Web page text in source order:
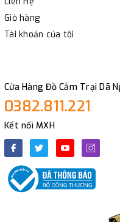
Giỏ hàng
Tài khoản của tôi
Cửa Hàng Đồ Cắm Trại Dã
0382.811.221
Kết nối MXH